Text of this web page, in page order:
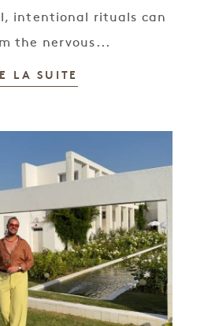
intentional rituals can
the nervous...
LA SUITE